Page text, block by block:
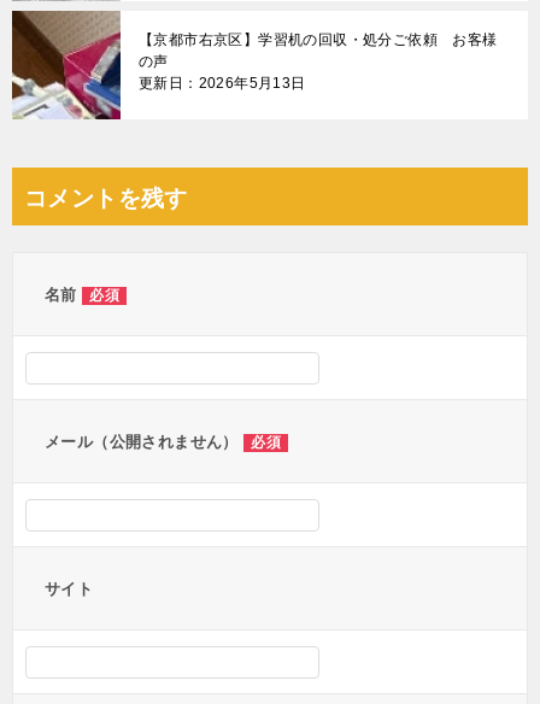
【京都市右京区】学習机の回収・処分ご依頼 お客様
の声
更新日：2026年5月13日
コメントを残す
名前 必須
メール（公開されません） 必須
サイト